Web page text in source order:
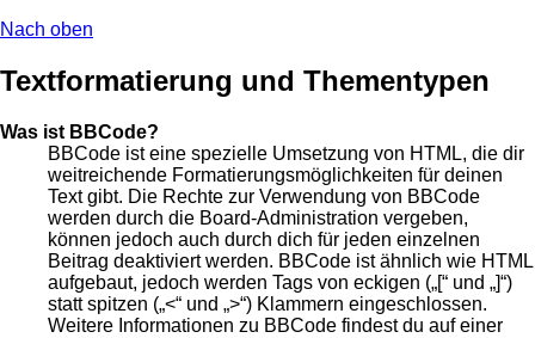
Nach oben
Textformatierung und Thementypen
Was ist BBCode?
BBCode ist eine spezielle Umsetzung von HTML, die dir
weitreichende Formatierungsmöglichkeiten für deinen
Text gibt. Die Rechte zur Verwendung von BBCode
werden durch die Board-Administration vergeben,
können jedoch auch durch dich für jeden einzelnen
Beitrag deaktiviert werden. BBCode ist ähnlich wie HTML
aufgebaut, jedoch werden Tags von eckigen („[“ und „]“)
statt spitzen („<“ und „>“) Klammern eingeschlossen.
Weitere Informationen zu BBCode findest du auf einer